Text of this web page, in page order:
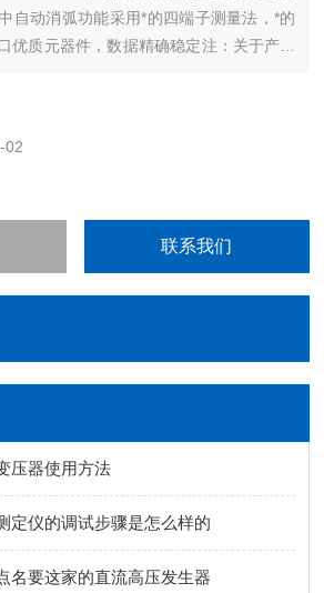
自动消弧功能采用*的四端子测量法，*的
优质元器件，数据精确稳定注：关于产品
02
联系我们
压器使用方法
定仪的调试步骤是怎么样的
名要这家的直流高压发生器